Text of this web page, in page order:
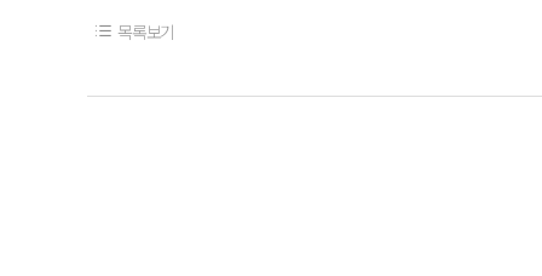
목록보기